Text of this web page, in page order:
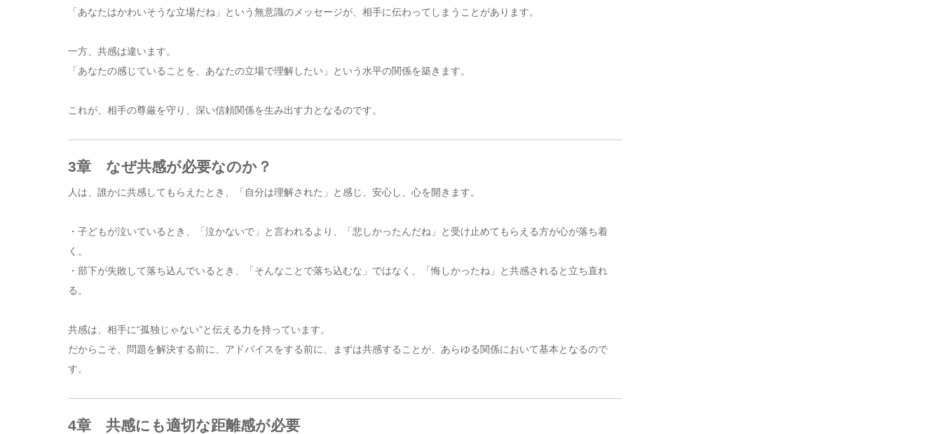
「あなたはかわいそうな立場だね」という無意識のメッセージが、相手に伝わってしまうことがあります。
一方、共感は違います。
「あなたの感じていることを、あなたの立場で理解したい」という水平の関係を築きます。
これが、相手の尊厳を守り、深い信頼関係を生み出す力となるのです。
3章 なぜ共感が必要なのか？
人は、誰かに共感してもらえたとき、「自分は理解された」と感じ、安心し、心を開きます。
・子どもが泣いているとき、「泣かないで」と言われるより、「悲しかったんだね」と受け止めてもらえる方が心が落ち着
く。
・部下が失敗して落ち込んでいるとき、「そんなことで落ち込むな」ではなく、「悔しかったね」と共感されると立ち直れ
る。
共感は、相手に“孤独じゃない”と伝える力を持っています。
だからこそ、問題を解決する前に、アドバイスをする前に、まずは共感することが、あらゆる関係において基本となるので
す。
4章 共感にも適切な距離感が必要